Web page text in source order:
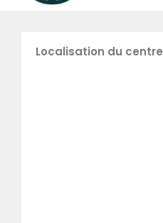
Localisation du centre